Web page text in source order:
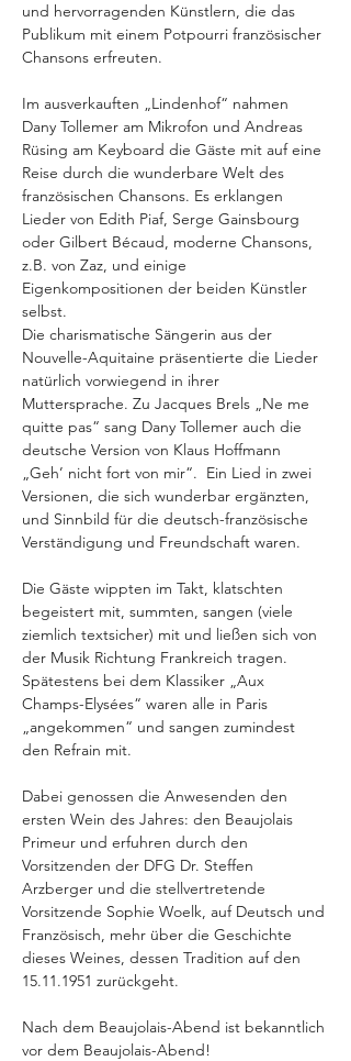
und hervorragenden Künstlern, die das
Publikum mit einem Potpourri französischer
Chansons erfreuten.
Im ausverkauften „Lindenhof“ nahmen
Dany Tollemer am Mikrofon und Andreas
Rüsing am Keyboard die Gäste mit auf eine
Reise durch die wunderbare Welt des
französischen Chansons. Es erklangen
Lieder von Edith Piaf, Serge Gainsbourg
oder Gilbert Bécaud, moderne Chansons,
z.B. von Zaz, und einige
Eigenkompositionen der beiden Künstler
selbst.
Die charismatische Sängerin aus der
Nouvelle-Aquitaine präsentierte die Lieder
natürlich vorwiegend in ihrer
Muttersprache. Zu Jacques Brels „Ne me
quitte pas“ sang Dany Tollemer auch die
deutsche Version von Klaus Hoffmann
„Geh’ nicht fort von mir“.  Ein Lied in zwei
Versionen, die sich wunderbar ergänzten,
und Sinnbild für die deutsch-französische
Verständigung und Freundschaft waren.
Die Gäste wippten im Takt, klatschten
begeistert mit, summten, sangen (viele
ziemlich textsicher) mit und ließen sich von
der Musik Richtung Frankreich tragen.
Spätestens bei dem Klassiker „Aux
Champs-Elysées“ waren alle in Paris
„angekommen“ und sangen zumindest
den Refrain mit.
Dabei genossen die Anwesenden den
ersten Wein des Jahres: den Beaujolais
Primeur und erfuhren durch den
Vorsitzenden der DFG Dr. Steffen
Arzberger und die stellvertretende
Vorsitzende Sophie Woelk, auf Deutsch und
Französisch, mehr über die Geschichte
dieses Weines, dessen Tradition auf den
15.11.1951 zurückgeht.
Nach dem Beaujolais-Abend ist bekanntlich
vor dem Beaujolais-Abend!